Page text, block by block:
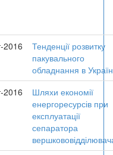
2016
Тенденції розвитку
пакувального
обладнання в
2016
Шляхи економії
енергоресурсів при
експлуатації
сепаратора